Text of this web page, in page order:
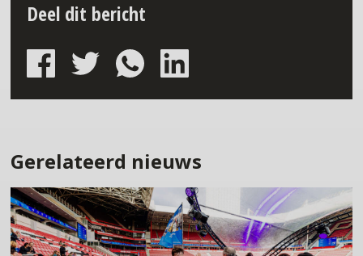
Deel dit bericht
Gerelateerd nieuws